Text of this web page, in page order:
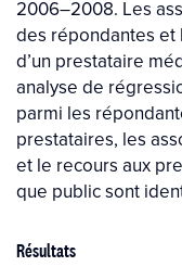
2006–2008. Les
des répondantes et
d’un prestataire
analyse de
parmi les
prestataires, les
et le recours aux
que public sont
Résultats